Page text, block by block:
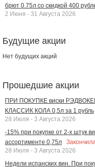
брют 0.75л со скидкой 400
2 Июня - 31 Августа 2026
Будущие акции
Нет будущих акций
Прошедшие акции
ПРИ ПОКУПКЕ виски
КЛАССИК КОЛА 0,5л за 1 рубль
28 Июля - 3 Августа 2026
-15% при покупке от 2-х
ассортименте 0,75л
28 Июля - 3 Августа 2026
Недели испанских вин. При